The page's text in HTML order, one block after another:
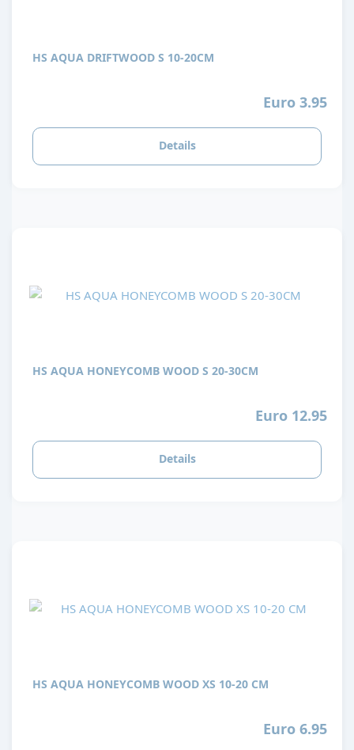
HS AQUA DRIFTWOOD S 10-20CM
Euro 3.95
Details
HS AQUA HONEYCOMB WOOD S 20-30CM
Euro 12.95
Details
HS AQUA HONEYCOMB WOOD XS 10-20 CM
Euro 6.95